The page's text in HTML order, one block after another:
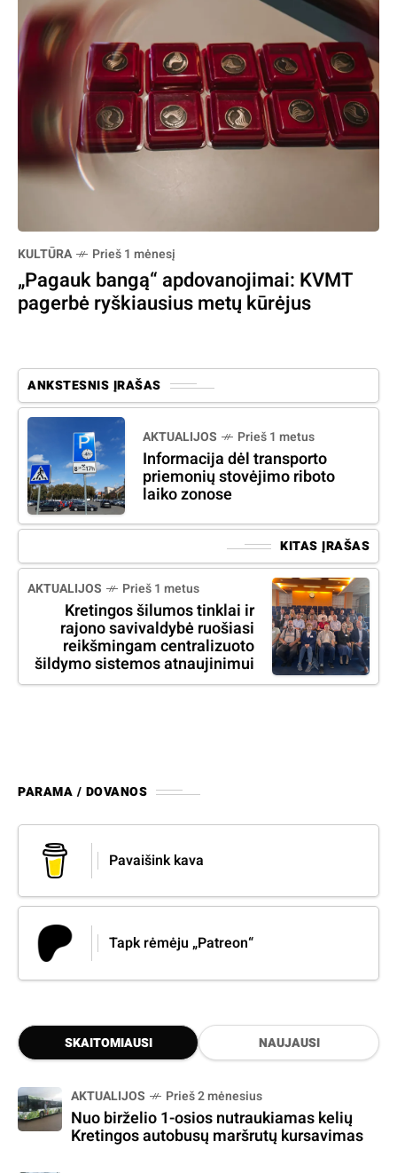
KULTŪRA Prieš 1 mėnesį
„Pagauk bangą“ apdovanojimai: KVMT
pagerbė ryškiausius metų kūrėjus
ANKSTESNIS ĮRAŠAS
AKTUALIJOS Prieš 1 metus
Informacija dėl transporto
priemonių stovėjimo riboto
laiko zonose
KITAS ĮRAŠAS
AKTUALIJOS Prieš 1 metus
Kretingos šilumos tinklai ir
rajono savivaldybė ruošiasi
reikšmingam centralizuoto
šildymo sistemos atnaujinimui
PARAMA / DOVANOS
Pavaišink kava
Tapk rėmėju „Patreon“
SKAITOMIAUSI NAUJAUSI
AKTUALIJOS Prieš 2 mėnesius
Nuo birželio 1-osios nutraukiamas kelių
Kretingos autobusų maršrutų kursavimas